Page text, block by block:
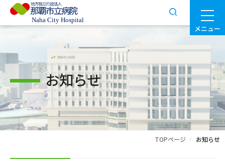
メニュー
お知らせ
TOPページ お知らせ